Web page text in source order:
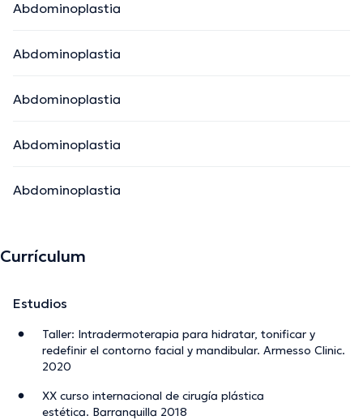
Abdominoplastia
Abdominoplastia
Abdominoplastia
Abdominoplastia
Abdominoplastia
Currículum
Estudios
Taller: Intradermoterapia para hidratar, tonificar y
redefinir el contorno facial y mandibular. Armesso Clinic.
2020
XX curso internacional de cirugía plástica
estética. Barranquilla 2018